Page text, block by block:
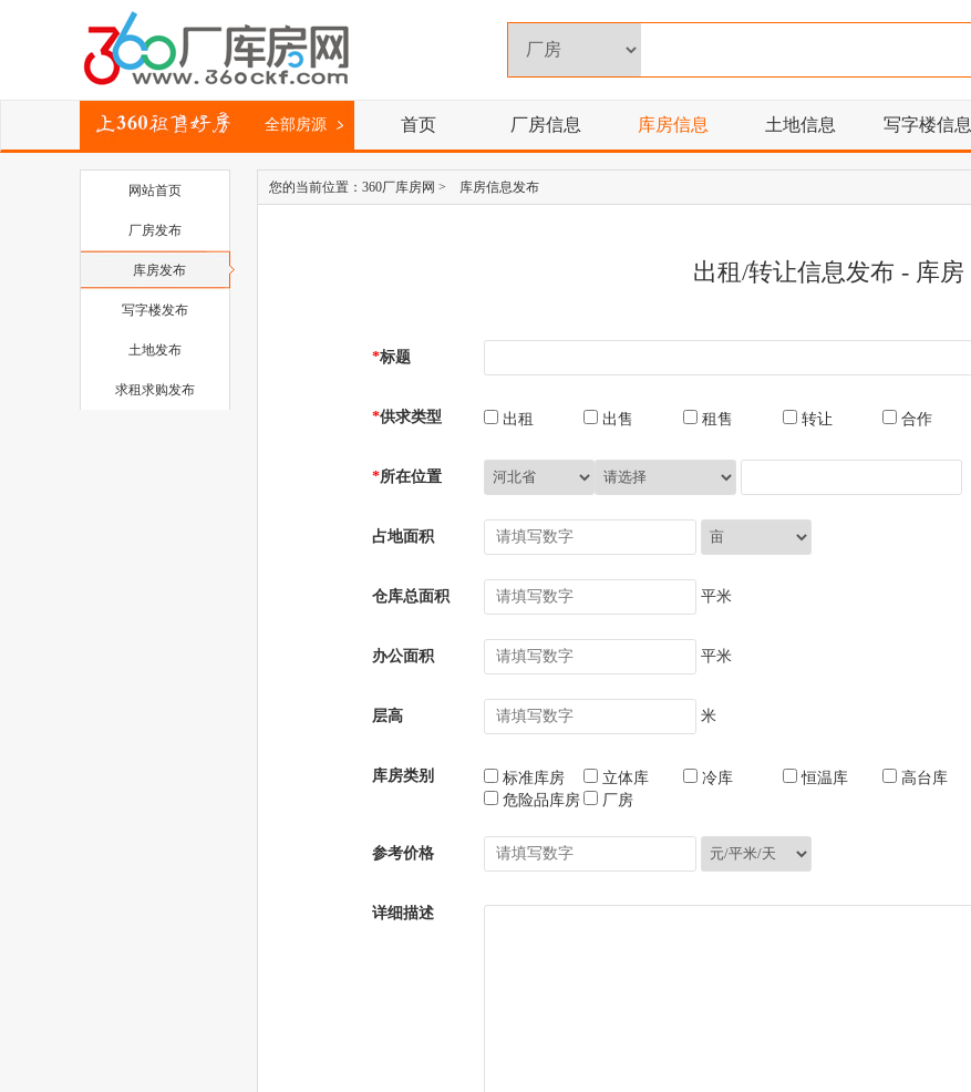
全部房源 首页 厂房信息 库房信息 土地信息 写字楼信息
网站首页
厂房发布
库房发布
写字楼发布
土地发布
求租求购发布
您的当前位置： 360厂库房网 > 库房信息发布
出租/转让信息发布 - 库房
*标题
*供求类型 出租 出售 租售 转让 合作
*所在位置
占地面积
仓库总面积 平米
办公面积 平米
层高 米
库房类别 标准库房 立体库 冷库 恒温库 高台库
危险品库房
厂房
参考价格
详细描述